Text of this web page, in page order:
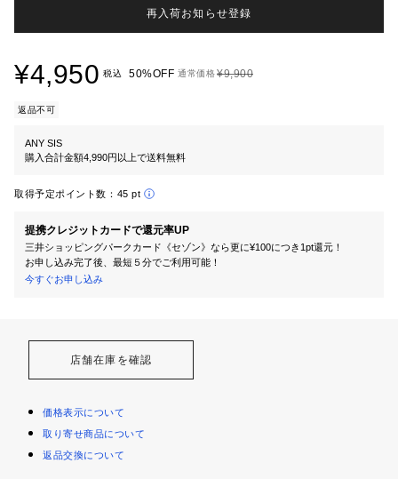
再入荷お知らせ登録
¥4,950 税込 50%OFF 通常価格¥9,900
返品不可
ANY SIS
購入合計金額4,990円以上で送料無料
取得予定ポイント数： 45 pt
提携クレジットカードで還元率UP
三井ショッピングパークカード《セゾン》なら更に¥100につき1pt還元！
お申し込み完了後、最短５分でご利用可能！
今すぐお申し込み
店舗在庫を確認
価格表示について
取り寄せ商品について
返品交換について